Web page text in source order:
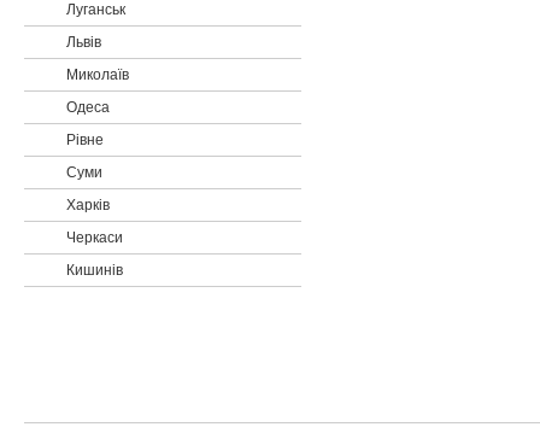
Луганськ
Львів
Миколаїв
Одеса
Рівне
Суми
Харків
Черкаси
Кишинів